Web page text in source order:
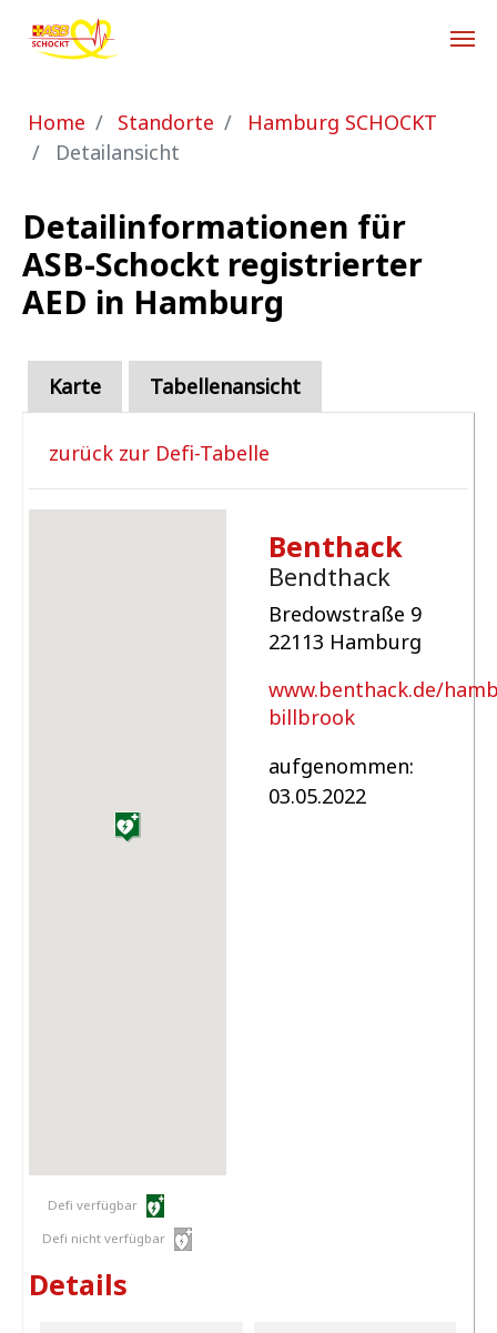
Zum Hauptinhalt springen
Sie sind hier:
Home Standorte
Hamburg SCHOCKT
Detailansicht
Detailinformationen für
ASB-Schockt registrierter
AED in Hamburg
Karte Tabellenansicht
zurück zur Defi-Tabelle
Defi verfügbar
Defi nicht verfügbar
Benthack
Bendthack
Bredowstraße 9
22113 Hamburg
www.benthack.de/
billbrook
aufgenommen:
03.05.2022
Details